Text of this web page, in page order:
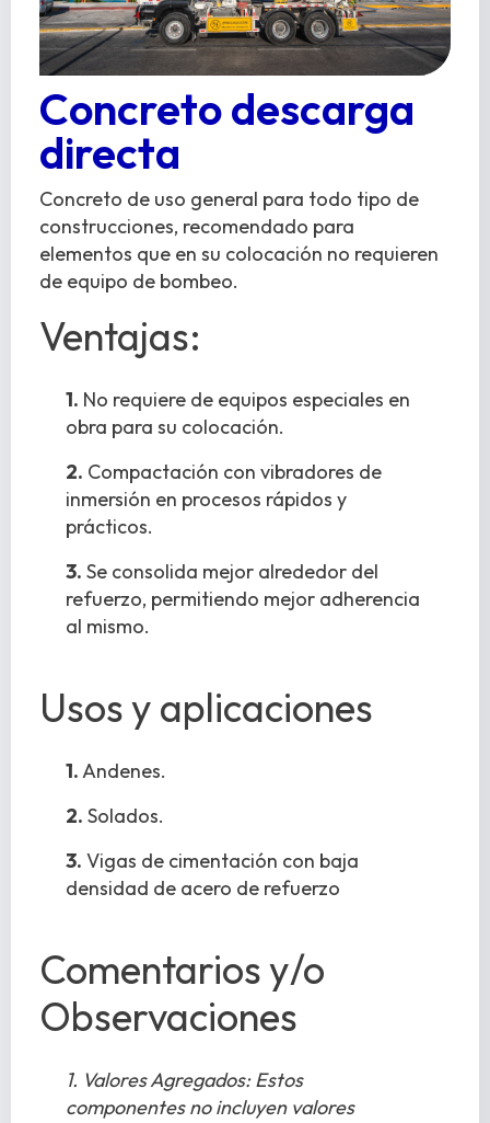
Concreto descarga
directa
Concreto de uso general para todo tipo de
construcciones, recomendado para
elementos que en su colocación no requieren
de equipo de bombeo.
Ventajas:
1. No requiere de equipos especiales en
obra para su colocación.
2. Compactación con vibradores de
inmersión en procesos rápidos y
prácticos.
3. Se consolida mejor alrededor del
refuerzo, permitiendo mejor adherencia
al mismo.
Usos y aplicaciones
1.Andenes.
2. Solados.
3. Vigas de cimentación con baja
densidad de acero de refuerzo
Comentarios y/o
Observaciones
1. Valores Agregados: Estos
componentes no incluyen valores